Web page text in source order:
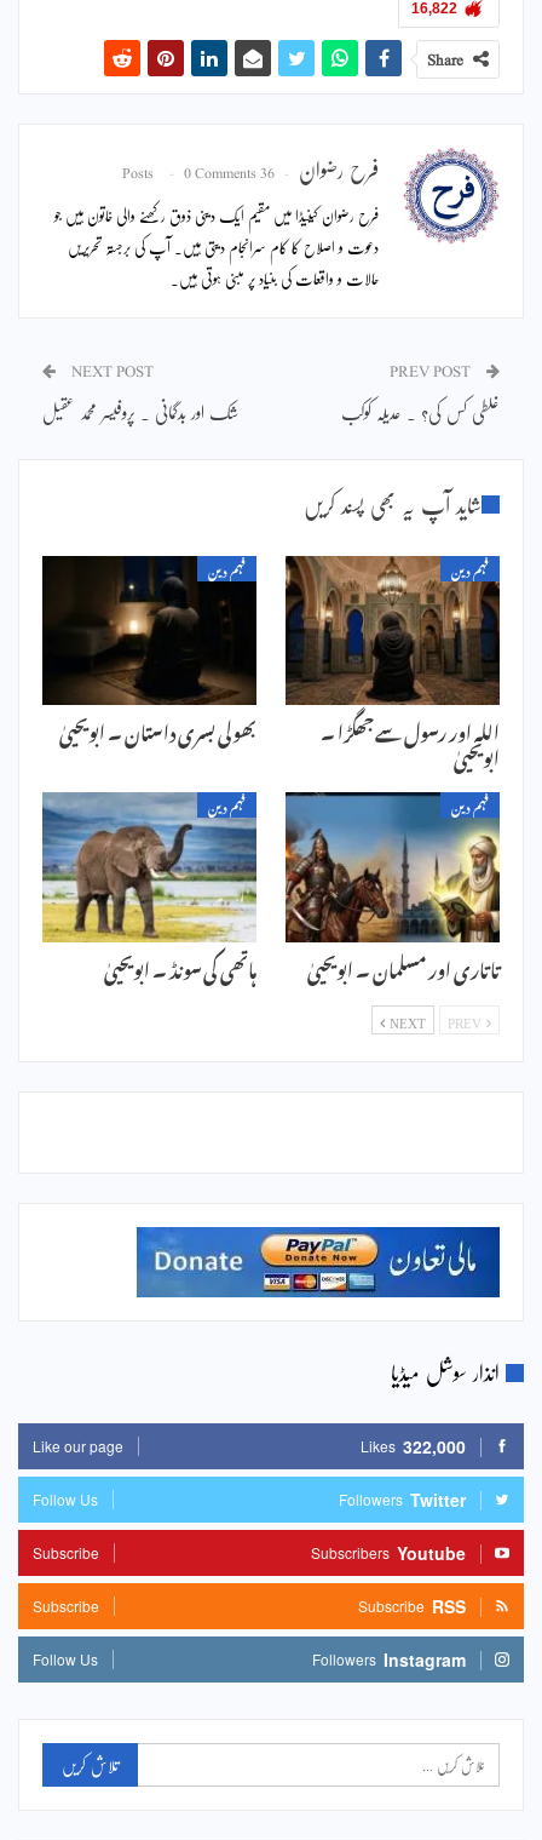
16,822
Share
فرح رضوان 36 Posts
0 Comments
فرح رضوان کینیڈا میں مقیم ایک دینی ذوق رکھنے والی خاتون ہیں جو
دعوت و اصلاح کا کام سرانجام دیتی ہیں۔ آپ کی برجستہ تحریریں
حالات و واقعات کی بنیاد پر مبنی ہوتی ہیں۔
غلطی کس کی؟ ۔ عدیلہ کوکب
NEXT POST
شک اور بدگمانی ۔ پروفیسر محمد عقیل
شاید آپ یہ بھی پسند کریں
فہم دین
اللہ اور رسول سے جھگڑا ۔
ابویحییٰ
فہم دین
بھولی بسری داستان ۔ ابویحییٰ
فہم دین
تاتاری اور مسلمان ۔ ابویحییٰ
فہم دین
ہاتھی کی سونڈ ۔ ابویحییٰ
NEXT
انذار سوشل میڈیا
322,000
Likes
Like our page
Twitter
Followers
Follow Us
Youtube
Subscribers
Subscribe
RSS
Subscribe
Subscribe
Instagram
Followers
Follow Us